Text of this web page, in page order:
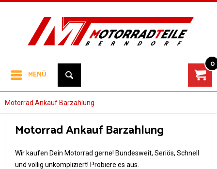
MENÜ
0
Motorrad Ankauf Barzahlung
Motorrad Ankauf Barzahlung
Wir kaufen Dein Motorrad gerne! Bundesweit, Seriös, Schnell
und völlig unkompliziert! Probiere es aus.